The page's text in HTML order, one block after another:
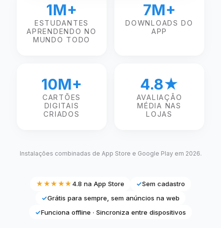
1M+
ESTUDANTES
APRENDENDO NO
MUNDO TODO
7M+
DOWNLOADS DO
APP
10M+
CARTÕES
DIGITAIS
CRIADOS
4.8★
AVALIAÇÃO
MÉDIA NAS
LOJAS
Instalações combinadas de App Store e Google Play em 2026.
★★★★★4.8 na App Store ✓Sem cadastro
✓Grátis para sempre, sem anúncios na web
✓Funciona offline · Sincroniza entre dispositivos